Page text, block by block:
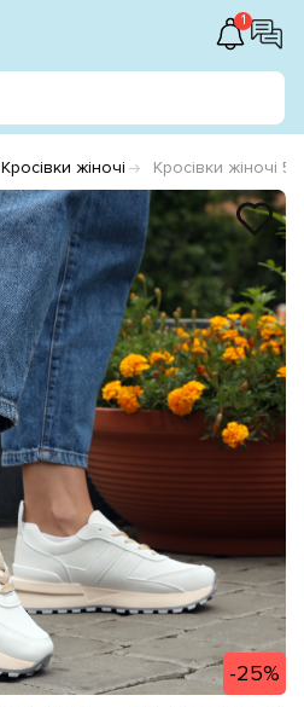
1
Кросівки жіночі Кросівки жіночі
-25%